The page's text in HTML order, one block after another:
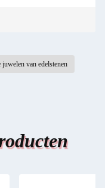
juwelen van edelstenen